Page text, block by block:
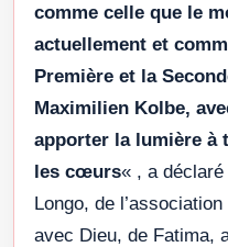
comme celle que le
actuellement et
Première et la
Maximilien Kolbe,
apporter la lumière à
les cœurs« , a
Longo, de
avec Dieu, de Fatima,